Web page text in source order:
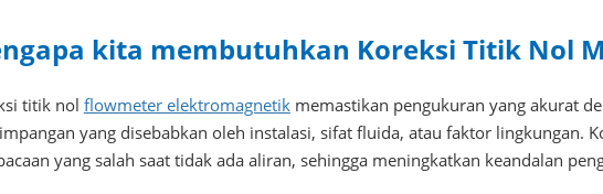
kita membutuhkan Koreksi Titik Nol
titik nol flowmeter elektromagnetikmemastikan pengukuran yang akurat
yang disebabkan oleh instalasi, sifat fluida, atau faktor lingkungan.
yang salah saat tidak ada aliran, sehingga meningkatkan keandalan